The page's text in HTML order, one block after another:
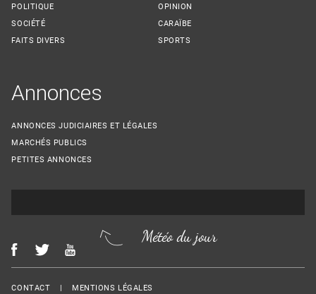
POLITIQUE
SOCIÉTÉ
FAITS DIVERS
OPINION
CARAÏBE
SPORTS
Annonces
ANNONCES JUDICIAIRES ET LÉGALES
MARCHÉS PUBLICS
PETITES ANNONCES
Météo du jour
Menu Footer
CONTACT MENTIONS LÉGALES